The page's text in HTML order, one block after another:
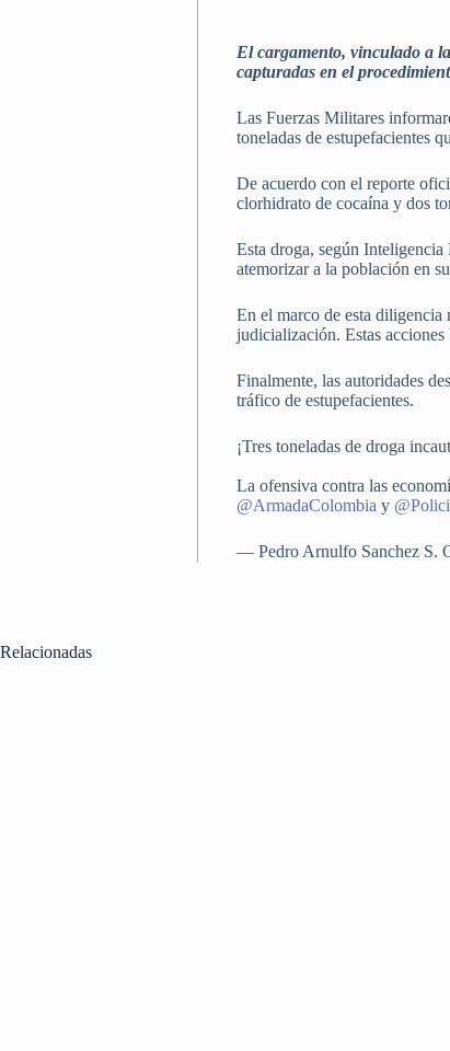
El cargamento, vinculado a
capturadas en el
Las Fuerzas Militares
toneladas de estupefacientes
De acuerdo con el reporte
clorhidrato de cocaína y dos
Esta droga, según Inteligencia
atemorizar a la población en
En el marco de esta diligencia
judicialización. Estas
Finalmente, las autoridades
tráfico de estupefacientes.
¡Tres toneladas de droga
La ofensiva contra las
@ArmadaColombia y
— Pedro Arnulfo Sanchez S.
Relacionadas